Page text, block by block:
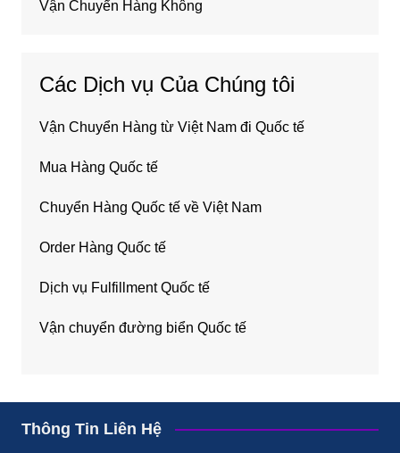
Vận Chuyển Hàng Không
Các Dịch vụ Của Chúng tôi
Vận Chuyển Hàng từ Việt Nam đi Quốc tế
Mua Hàng Quốc tế
Chuyển Hàng Quốc tế về Việt Nam
Order Hàng Quốc tế
Dịch vụ Fulfillment Quốc tế
Vận chuyển đường biển Quốc tế
Thông Tin Liên Hệ